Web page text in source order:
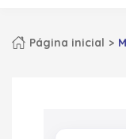
Página inicial